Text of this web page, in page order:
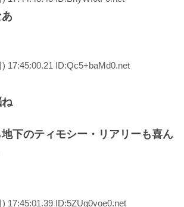
17:45:00.21 ID:Qc5+baMd0.net
下のティモシー・リアリーも喜ん
17:45:01.39 ID:5ZUq0voe0.net